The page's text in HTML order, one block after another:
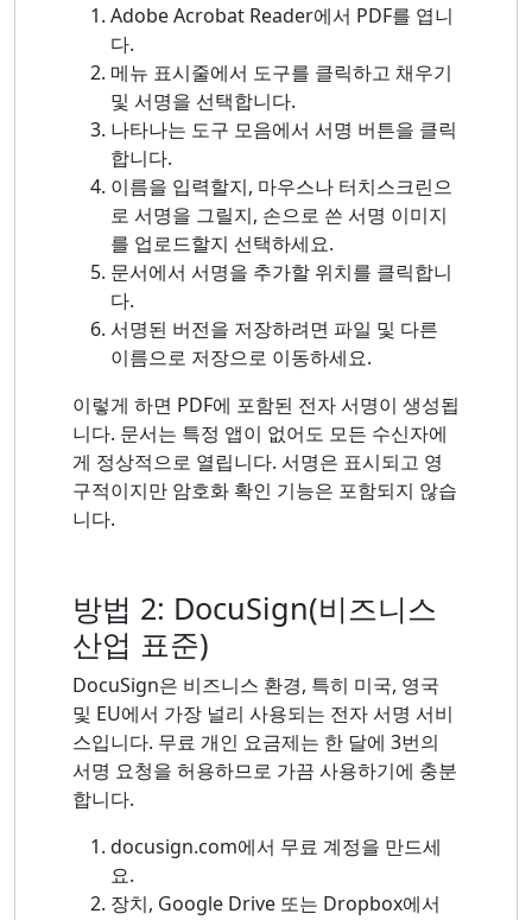
Adobe Acrobat Reader에서 PDF를 엽니
다.
메뉴 표시줄에서 도구를 클릭하고 채우기
및 서명을 선택합니다.
나타나는 도구 모음에서 서명 버튼을 클릭
합니다.
이름을 입력할지, 마우스나 터치스크린으
로 서명을 그릴지, 손으로 쓴 서명 이미지
를 업로드할지 선택하세요.
문서에서 서명을 추가할 위치를 클릭합니
다.
서명된 버전을 저장하려면 파일 및 다른
이름으로 저장으로 이동하세요.
이렇게 하면 PDF에 포함된 전자 서명이 생성됩
니다. 문서는 특정 앱이 없어도 모든 수신자에
게 정상적으로 열립니다. 서명은 표시되고 영
구적이지만 암호화 확인 기능은 포함되지 않습
니다.
방법 2: DocuSign(비즈니스
산업 표준)
DocuSign은 비즈니스 환경, 특히 미국, 영국
및 EU에서 가장 널리 사용되는 전자 서명 서비
스입니다. 무료 개인 요금제는 한 달에 3번의
서명 요청을 허용하므로 가끔 사용하기에 충분
합니다.
docusign.com에서 무료 계정을 만드세
요.
장치, Google Drive 또는 Dropbox에서